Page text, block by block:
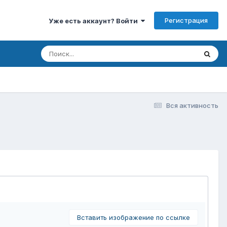
Уже есть аккаунт? Войти Регистрация
Вся активность
Вставить изображение по ссылке